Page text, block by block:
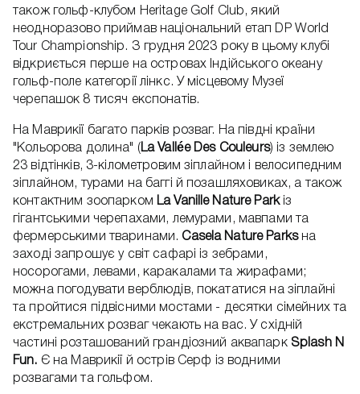
також гольф-клубом Heritage Golf Club, який
неодноразово приймав національний етап DP World
Tour Championship. З грудня 2023 року в цьому клубі
відкриється перше на островах Індійського океану
гольф-поле категорії лінкс. У місцевому Музеї
черепашок 8 тисяч експонатів.
На Маврикії багато парків розваг. На півдні країни
"Кольорова долина" ( La Vallée Des Couleurs) із землею
23 відтінків, 3-кілометровим зіплайном і велосипедним
зіплайном, турами на баггі й позашляховиках, а також
контактним зоопарком La Vanille Nature Parkіз
гігантськими черепахами, лемурами, мавпами та
фермерськими тваринами. Casela Nature Parksна
заході запрошує у світ сафарі із зебрами,
носорогами, левами, каракалами та жирафами;
можна погодувати верблюдів, покататися на зіплайні
та пройтися підвісними мостами - десятки сімейних та
екстремальних розваг чекають на вас. У східній
частині розташований грандіозний аквапарк Splash N
Fun. Є на Маврикії й острів Серф із водними
розвагами та гольфом.